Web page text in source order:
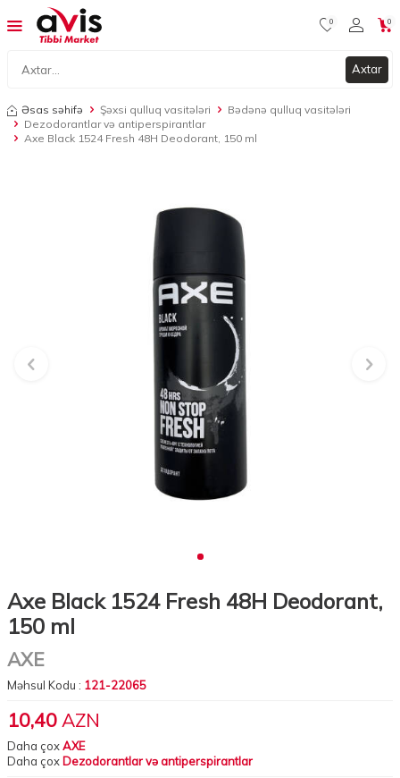
Axtar
0 0
Əsas səhifə Şəxsi qulluq vasitələri
Bədənə qulluq vasitələri
Dezodorantlar və antiperspirantlar
Axe Black 1524 Fresh 48H Deodorant, 150 ml
Axe Black 1524 Fresh 48H Deodorant,
150 ml
AXE
Məhsul Kodu : 121-22065
10,40 AZN
Daha çoxAXE
Daha çox Dezodorantlar və antiperspirantlar